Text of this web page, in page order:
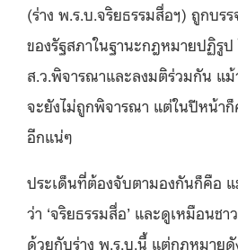
(ร่าง พ.ร.บ.จริยธรรมสื่อฯ) ถูกบรร
ของรัฐสภาในฐานะกฎหมายปฏิรูป
ส.ว.พิจารณาและลงมติร่วมกัน แม้
จะยังไม่ถูกพิจารณา แต่ในปีหน้า
อีกแน่ๆ
ประเด็นที่ต้องจับตามองกันก็คือ
ว่า ‘จริยธรรมสื่อ’ และดูเหมือนช
ด้วยกับร่าง พ.ร.บ.นี้ แต่กฎหมายดั